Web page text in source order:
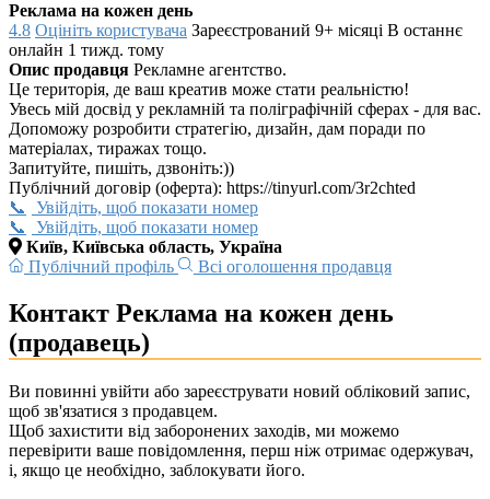
Реклама на кожен день
4.8 Оцініть користувача Зареєстрований 9+ місяці В останнє
онлайн 1 тижд. тому
Опис продавця Рекламне агентство.
Це територія, де ваш креатив може стати реальністю!
Увесь мій досвід у рекламній та поліграфічній сферах - для вас.
Допоможу розробити стратегію, дизайн, дам поради по
матеріалах, тиражах тощо.
Запитуйте, пишіть, дзвоніть:))
Публічний договір (оферта): https://tinyurl.com/3r2chted
Увійдіть, щоб показати номер
Увійдіть, щоб показати номер
Київ, Київська область, Україна
Публічний профіль
Всі оголошення продавця
Контакт Реклама на кожен день
(продавець)
Ви повинні увійти або зареєструвати новий обліковий запис,
щоб зв'язатися з продавцем.
Щоб захистити від заборонених заходів, ми можемо
перевірити ваше повідомлення, перш ніж отримає одержувач,
і, якщо це необхідно, заблокувати його.